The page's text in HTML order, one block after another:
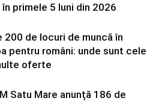
în primele 5 luni din 2026
200 de locuri de muncă în
pentru români: unde sunt cele
oferte
Satu Mare anunță 186 de